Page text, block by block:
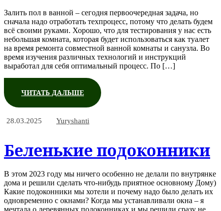
Залить пол в ванной – сегодня первоочередная задача, но
сначала надо отработать техпроцесс, потому что делать будем
всё своими руками. Хорошо, что для тестирования у нас есть
небольшая комната, которая будет использоваться как туалет
на время ремонта совместной ванной комнаты и санузла. Во
время изучения различных технологий и инструкций
выработал для себя оптимальный процесс. По […]
ЧИТАТЬ ДАЛЬШЕ
28.03.2025 Yuryshanti
Беленькие подоконники
В этом 2023 году мы ничего особенно не делали по внутрянке
дома и решили сделать что-нибудь приятное основному Дому)
Какие подоконники мы хотели и почему надо было делать их
одновременно с окнами? Когда мы устанавливали окна – я
мечтала о деревянных подоконниках и мы решили сразу не